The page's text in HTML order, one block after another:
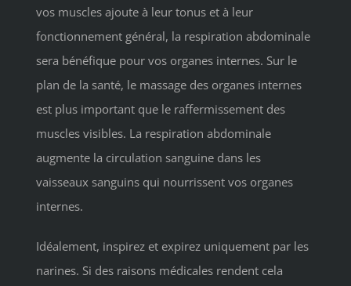
vos muscles ajoute à leur tonus et à leur
fonctionnement général, la respiration abdominale
sera bénéfique pour vos organes internes. Sur le
plan de la santé, le massage des organes internes
est plus important que le raffermissement des
muscles visibles. La respiration abdominale
augmente la circulation sanguine dans les
vaisseaux sanguins qui nourrissent vos organes
internes.
Idéalement, inspirez et expirez uniquement par les
narines. Si des raisons médicales rendent cela